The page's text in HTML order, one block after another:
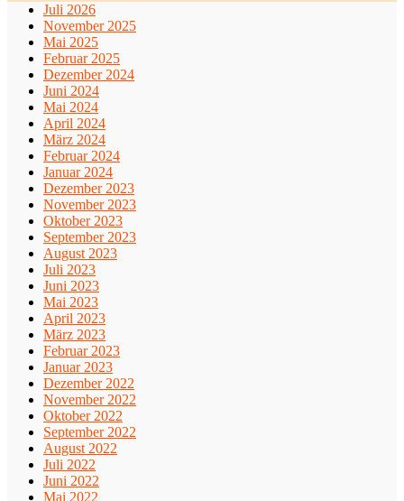
Juli 2026
November 2025
Mai 2025
Februar 2025
Dezember 2024
Juni 2024
Mai 2024
April 2024
März 2024
Februar 2024
Januar 2024
Dezember 2023
November 2023
Oktober 2023
September 2023
August 2023
Juli 2023
Juni 2023
Mai 2023
April 2023
März 2023
Februar 2023
Januar 2023
Dezember 2022
November 2022
Oktober 2022
September 2022
August 2022
Juli 2022
Juni 2022
Mai 2022